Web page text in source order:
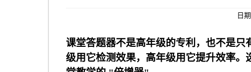
日期
课堂答题器不是高年级的专利，也不是
级用它检测效果，高年级用它提升效率